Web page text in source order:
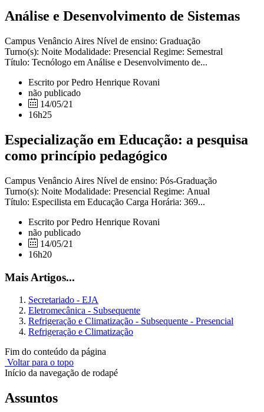
Análise e Desenvolvimento de Sistemas
Campus Venâncio Aires Nível de ensino: Graduação
Turno(s): Noite Modalidade: Presencial Regime: Semestral
Título: Tecnólogo em Análise e Desenvolvimento de...
Escrito por Pedro Henrique Rovani
não publicado
14/05/21
16h25
Especialização em Educação: a pesquisa
como princípio pedagógico
Campus Venâncio Aires Nível de ensino: Pós-Graduação
Turno(s): Noite Modalidade: Presencial Regime: Anual
Título: Especilista em Educação Carga Horária: 369...
Escrito por Pedro Henrique Rovani
não publicado
14/05/21
16h20
Mais Artigos...
Secretariado - EJA
Eletromecânica - Subsequente
Refrigeração e Climatização - Subsequente - Presencial
Refrigeração e Climatização
Fim do conteúdo da página
Voltar para o topo
Início da navegação de rodapé
Assuntos